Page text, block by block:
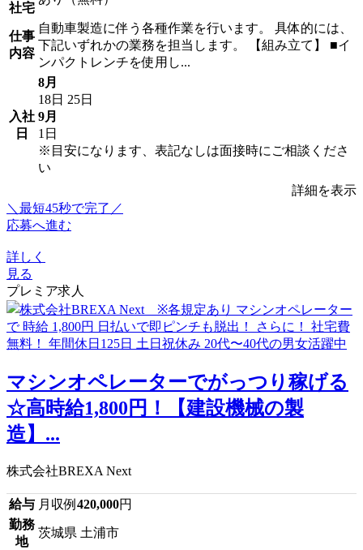
社宅
仕事
内容
自動車製造に伴う各種作業を行います。 具体的には、
下記いずれかの業務を担当します。 【組み立て】 ■イ
ンパクトレンチを使用し...
入社
日
8月
18日 25日
9月
1日
※目安になります、表記なしは面接時にご相談くださ
い
詳細を表示
＼最短45秒で完了／
応募へ進む
詳しく
見る
プレミア求人
マシンオペレーターでがっつり稼げる
☆高時給1,800円！【建設機械の製
造】...
株式会社BREXA Next
給与 月収例 420,000円
勤務
地
茨城県 土浦市